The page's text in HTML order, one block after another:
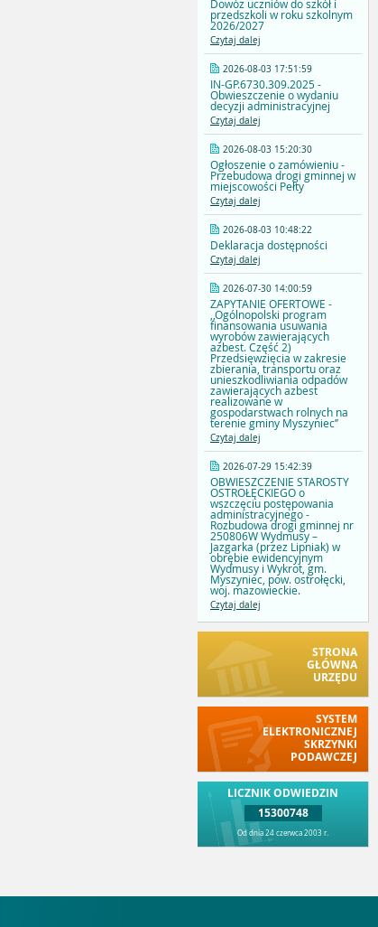
Dowóz uczniów do szkół i
przedszkoli w roku szkolnym
2026/2027
Czytaj dalej
2026-08-03 17:51:59
IN-GP.6730.309.2025 -
Obwieszczenie o wydaniu
decyzji administracyjnej
Czytaj dalej
2026-08-03 15:20:30
Ogłoszenie o zamówieniu -
Przebudowa drogi gminnej w
miejscowości Pełty
Czytaj dalej
2026-08-03 10:48:22
Deklaracja dostępności
Czytaj dalej
2026-07-30 14:00:59
ZAPYTANIE OFERTOWE -
,,Ogólnopolski program
finansowania usuwania
wyrobów zawierających
azbest. Część 2)
Przedsięwzięcia w zakresie
zbierania, transportu oraz
unieszkodliwiania odpadów
zawierających azbest
realizowane w
gospodarstwach rolnych na
terenie gminy Myszyniec’’
Czytaj dalej
2026-07-29 15:42:39
OBWIESZCZENIE STAROSTY
OSTROŁĘCKIEGO o
wszczęciu postępowania
administracyjnego -
Rozbudowa drogi gminnej nr
250806W Wydmusy –
Jazgarka (przez Lipniak) w
obrębie ewidencyjnym
Wydmusy i Wykrot, gm.
Myszyniec, pow. ostrołęcki,
woj. mazowieckie.
Czytaj dalej
STRONA
GŁÓWNA
URZĘDU
SYSTEM
ELEKTRONICZNEJ
SKRZYNKI
PODAWCZEJ
LICZNIK ODWIEDZIN
15300748
Od dnia 24 czerwca 2003 r.